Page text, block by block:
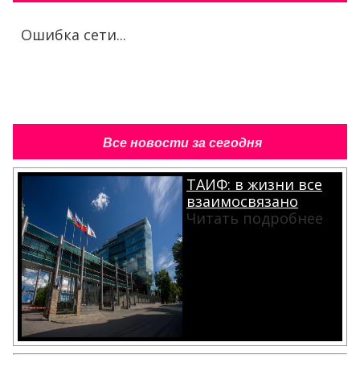
Ошибка сети...
Все новости за сегодня
ТАИФ: в жизни все
взаимосвязано
Читать подробнее